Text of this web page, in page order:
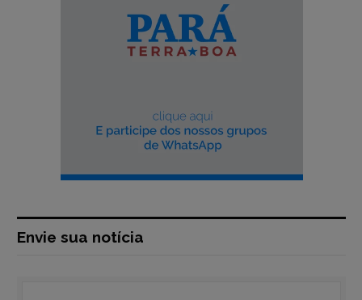
Envie sua notícia